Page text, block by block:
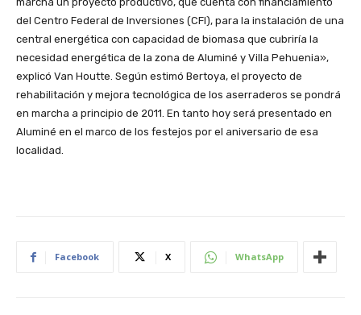
del Centro Federal de Inversiones (CFI), para la instalación de una
central energética con capacidad de biomasa que cubriría la
necesidad energética de la zona de Aluminé y Villa Pehuenia»,
explicó Van Houtte. Según estimó Bertoya, el proyecto de
rehabilitación y mejora tecnológica de los aserraderos se pondrá
en marcha a principio de 2011. En tanto hoy será presentado en
Aluminé en el marco de los festejos por el aniversario de esa
localidad.
Facebook X WhatsApp